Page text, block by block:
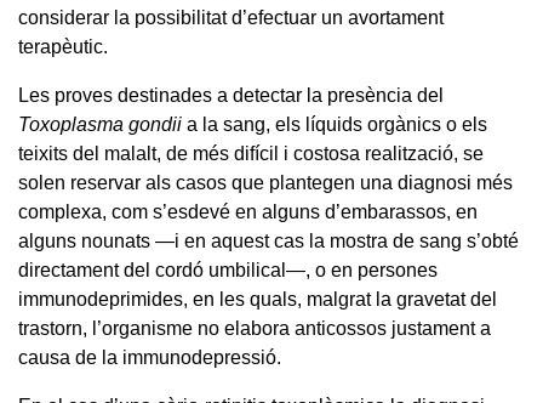
considerar la possibilitat d’efectuar un avortament
terapèutic.
Les proves destinades a detectar la presència del
Toxoplasma gondii a la sang, els líquids orgànics o els
teixits del malalt, de més difícil i costosa realització, se
solen reservar als casos que plantegen una diagnosi més
complexa, com s’esdevé en alguns d’embarassos, en
alguns nounats —i en aquest cas la mostra de sang s’obté
directament del cordó umbilical—, o en persones
immunodeprimides, en les quals, malgrat la gravetat del
trastorn, l’organisme no elabora anticossos justament a
causa de la immunodepressió.